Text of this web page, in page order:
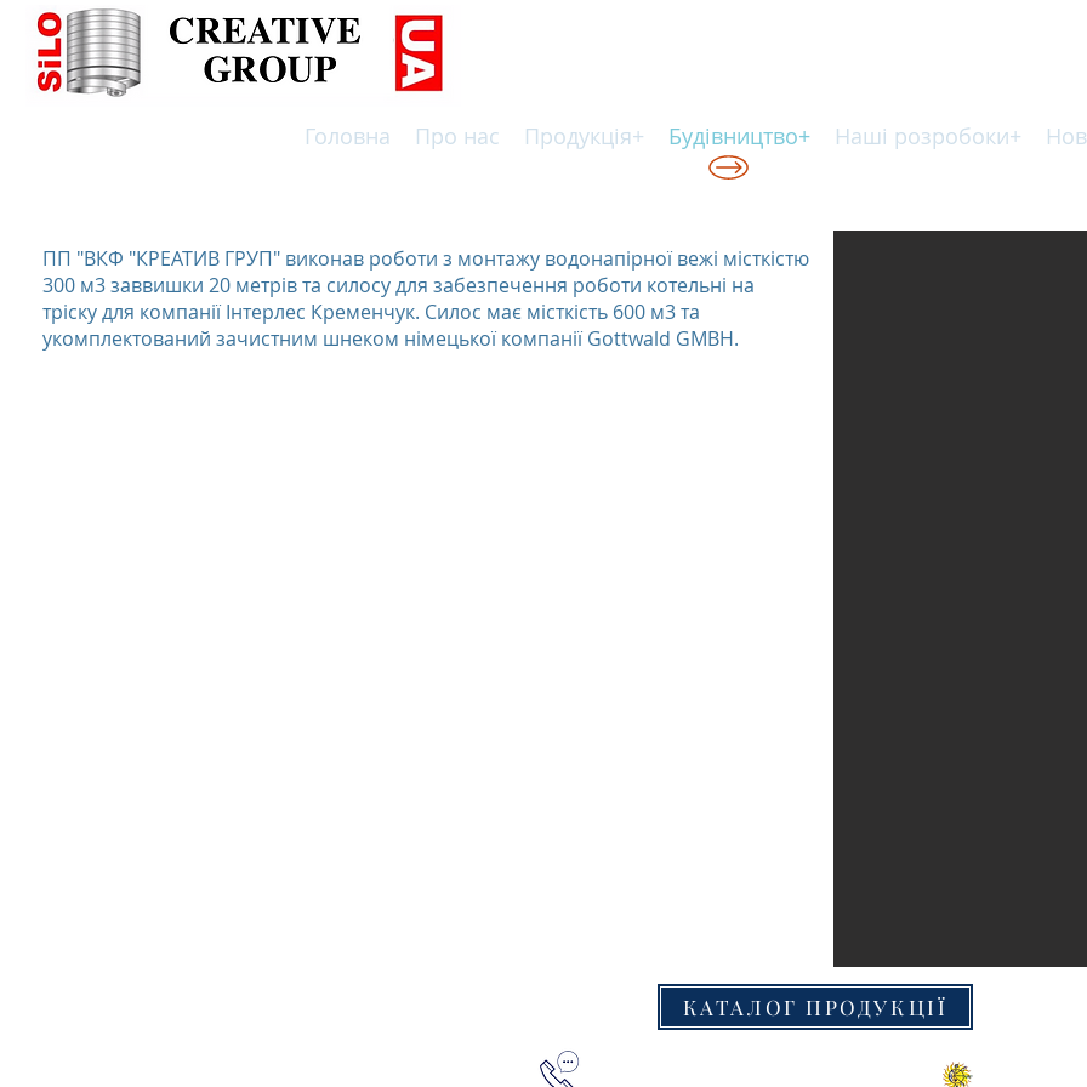
Головна Про нас Продукція+ Будівництво+ Наші розробоки+
ПП "ВКФ "КРЕАТИВ ГРУП" виконав роботи з монтажу водонапірної вежі місткістю
300 м3 заввишки 20 метрів та силосу для забезпечення роботи котельні на
тріску для компанії Інтерлес Кременчук. Силос має місткість 600 м3 та
укомплектований зачистним шнеком німецької компанії Gottwald GMBH.
КАТАЛОГ ПРОДУКЦІЇ